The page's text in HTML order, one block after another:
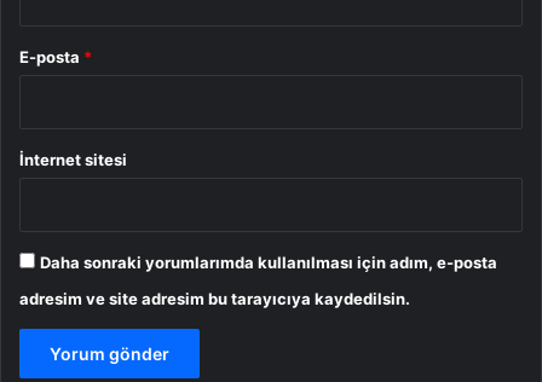
E-posta *
İnternet sitesi
Daha sonraki yorumlarımda kullanılması için adım, e-posta
adresim ve site adresim bu tarayıcıya kaydedilsin.